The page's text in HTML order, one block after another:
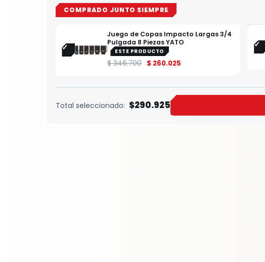
COMPRADO JUNTO SIEMPRE
Juego de Copas Impacto Largas 3/4
Pulgada 8 Piezas YATO
ESTE PRODUCTO
$346.700 $ 260.025
Total seleccionado: $290.925